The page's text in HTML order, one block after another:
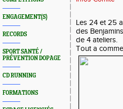
ENGAGEMENT(S)
RECORDS
SPORT SANTÉ /
PRÉVENTION DOPAGE
CD RUNNING
FORMATIONS
Les 24 et 25
des
de 4 ateliers.
Tout a